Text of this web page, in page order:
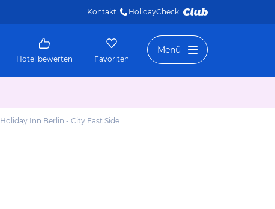
Kontakt HolidayCheck
Hotel bewerten Favoriten
Menü
Holiday Inn Berlin - City East Side